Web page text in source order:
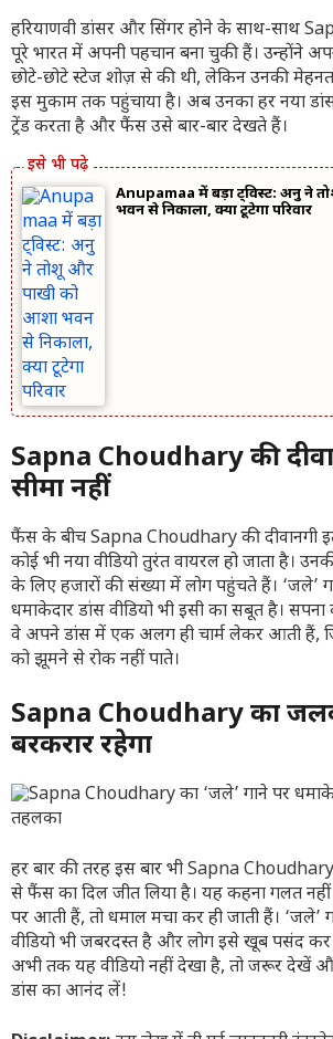
हरियाणवी डांसर और सिंगर होने के साथ-साथ
पूरे भारत में अपनी पहचान बना चुकी हैं। उन्होंने
छोटे-छोटे स्टेज शोज़ से की थी, लेकिन उनकी
इस मुकाम तक पहुंचाया है। अब उनका हर नया डांस
ट्रेंड करता है और फैंस उसे बार-बार देखते हैं।
Anupamaa में बड़ा ट्विस्ट: अनु ने
भवन से निकाला, क्या टूटेगा परिवार
Sapna Choudhary की
सीमा नहीं
फैंस के बीच Sapna Choudhary की दीवानगी
कोई भी नया वीडियो तुरंत वायरल हो जाता है।
के लिए हजारों की संख्या में लोग पहुंचते हैं। ‘जले’
धमाकेदार डांस वीडियो भी इसी का सबूत है।
वे अपने डांस में एक अलग ही चार्म लेकर आती हैं,
को झूमने से रोक नहीं पाते।
Sapna Choudhary का
बरकरार रहेगा
हर बार की तरह इस बार भी Sapna
से फैंस का दिल जीत लिया है। यह कहना गलत
पर आती हैं, तो धमाल मचा कर ही जाती हैं। ‘जले’
वीडियो भी जबरदस्त है और लोग इसे खूब पसंद
अभी तक यह वीडियो नहीं देखा है, तो जरूर देखें
डांस का आनंद लें!